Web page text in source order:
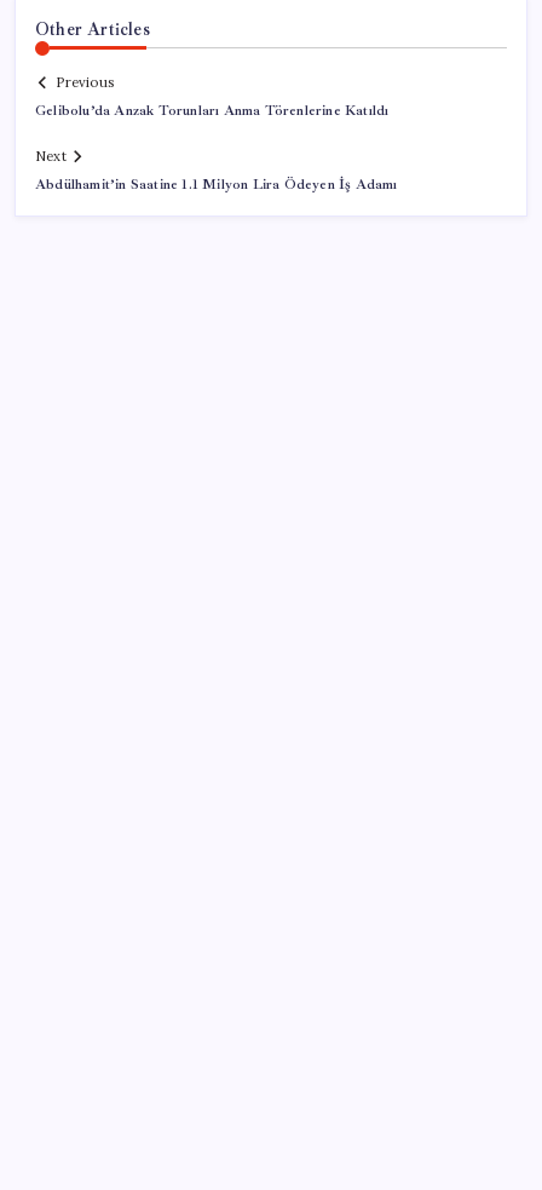
Other Articles
Previous
Gelibolu’da Anzak Torunları Anma Törenlerine Katıldı
Next
Abdülhamit’in Saatine 1.1 Milyon Lira Ödeyen İş Adamı